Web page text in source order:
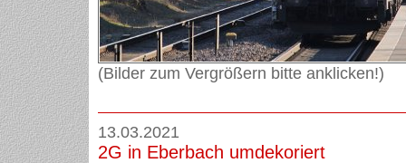
(Bilder zum Vergrößern bitte anklicken!)
13.03.2021
2G in Eberbach umdekoriert